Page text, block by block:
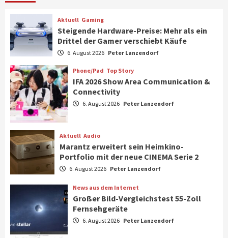
6
7
Smart Living Top Story
Verbraucher setzen immer mehr auf
1
Aktuell
Steigende Hardware-Preise: Mehr als ein
Drittel der Gamer verschiebt Käufe
2
Phone/Pad Top Story
IFA 2026 Show Area Communication &
Connectivity
Aktuell Audio
Marantz erweitert sein Heimkino-
Portfolio mit der neue CINEMA Serie 2
Aktuell Gaming
Steigende Hardware-Preise: Mehr als ein
Drittel der Gamer verschiebt Käufe
6. August 2026 Peter Lanzendorf
Phone/Pad Top Story
IFA 2026 Show Area Communication &
Connectivity
6. August 2026 Peter Lanzendorf
Aktuell Audio
Marantz erweitert sein Heimkino-
Portfolio mit der neue CINEMA Serie 2
6. August 2026 Peter Lanzendorf
News aus dem Internet
Großer Bild-Vergleichstest 55-Zoll
Fernsehgeräte
6. August 2026 Peter Lanzendorf